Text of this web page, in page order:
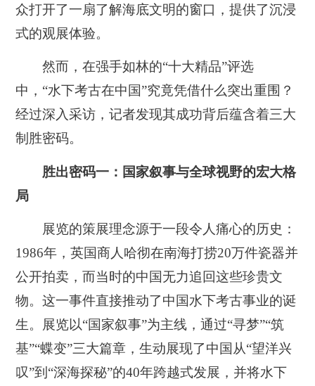
众打开了一扇了解海底文明的窗口，提供了沉浸
式的观展体验。
然而，在强手如林的“十大精品”评选
中，“水下考古在中国”究竟凭借什么突出重围？
经过深入采访，记者发现其成功背后蕴含着三大
制胜密码。
胜出密码一：国家叙事与全球视野的宏大格
局
展览的策展理念源于一段令人痛心的历史：
1986年，英国商人哈彻在南海打捞20万件瓷器并
公开拍卖，而当时的中国无力追回这些珍贵文
物。这一事件直接推动了中国水下考古事业的诞
生。展览以“国家叙事”为主线，通过“寻梦”“筑
基”“蝶变”三大篇章，生动展现了中国从“望洋兴
叹”到“深海探秘”的40年跨越式发展，并将水下